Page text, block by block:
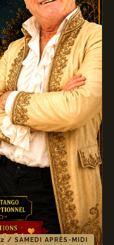
2 / SAMEDI APRÈS-MIDI